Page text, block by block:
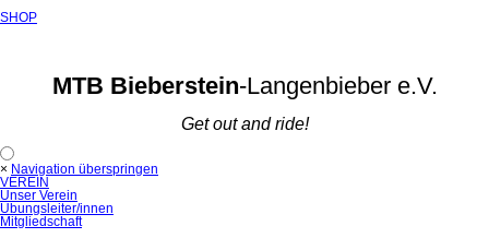
SHOP
MTB Bieberstein-Langenbieber e.V.
Get out and ride!
× Navigation überspringen
VEREIN
Unser Verein
Übungsleiter/innen
Mitgliedschaft